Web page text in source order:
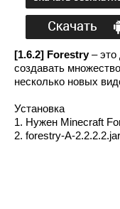
[1.6.2] Forestry– это
создавать
несколько новых
Установка
1. Нужен Minecraft
2. forestry-A-